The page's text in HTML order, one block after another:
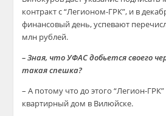
контракт с “Легионом-ГРК”, и в
финансовый день, успевают
млн рублей.
– Зная, что УФАС добьется своего
такая спешка?
– А потому что до этого “Легион-ГРК”
квартирный дом в Вилюйске.